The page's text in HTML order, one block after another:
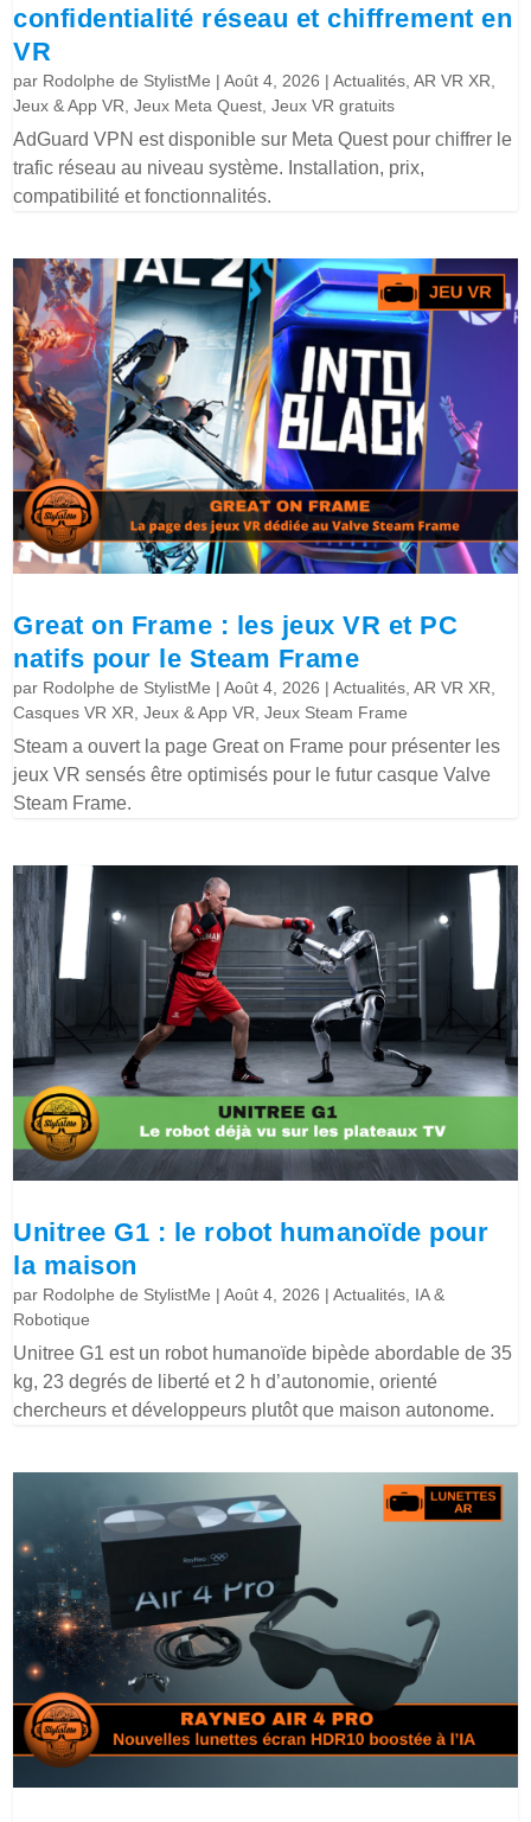
confidentialité réseau et chiffrement en
VR
par Rodolphe de StylistMe |Août 4, 2026 |Actualités ,AR VR XR
Jeux & App VR ,Jeux Meta Quest ,Jeux VR gratuits
AdGuard VPN est disponible sur Meta Quest pour chiffrer le
trafic réseau au niveau système. Installation, prix,
compatibilité et fonctionnalités.
Great on Frame : les jeux VR et PC
natifs pour le Steam Frame
par Rodolphe de StylistMe |Août 4, 2026 |Actualités ,AR VR XR
Casques VR XR ,Jeux & App VR ,Jeux Steam Frame
Steam a ouvert la page Great on Frame pour présenter les
jeux VR sensés être optimisés pour le futur casque Valve
Steam Frame.
Unitree G1 : le robot humanoïde pour
la maison
par Rodolphe de StylistMe |Août 4, 2026 |Actualités IA &
Robotique
Unitree G1 est un robot humanoïde bipède abordable de 35
kg, 23 degrés de liberté et 2 h d’autonomie, orienté
chercheurs et développeurs plutôt que maison autonome.